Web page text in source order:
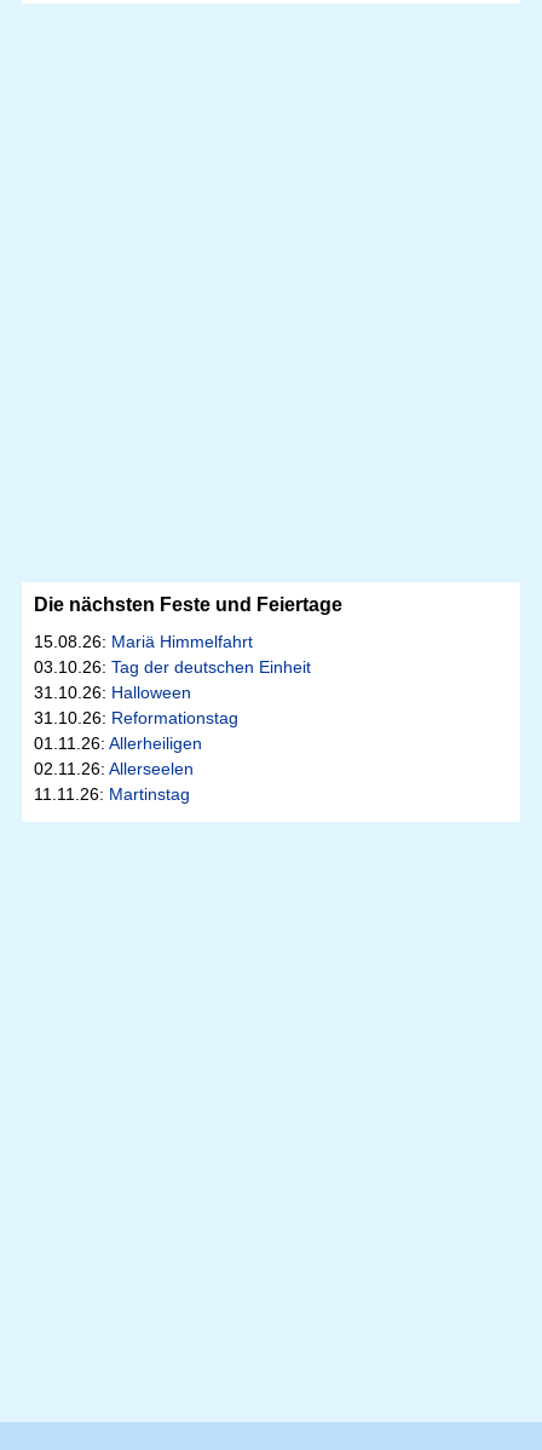
Die nächsten Feste und Feiertage
15.08.26: Mariä Himmelfahrt
03.10.26: Tag der deutschen Einheit
31.10.26: Halloween
31.10.26: Reformationstag
01.11.26: Allerheiligen
02.11.26: Allerseelen
11.11.26: Martinstag